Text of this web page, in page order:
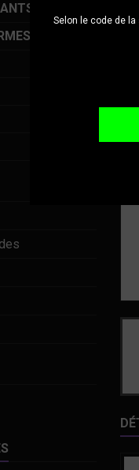
Selon le code de